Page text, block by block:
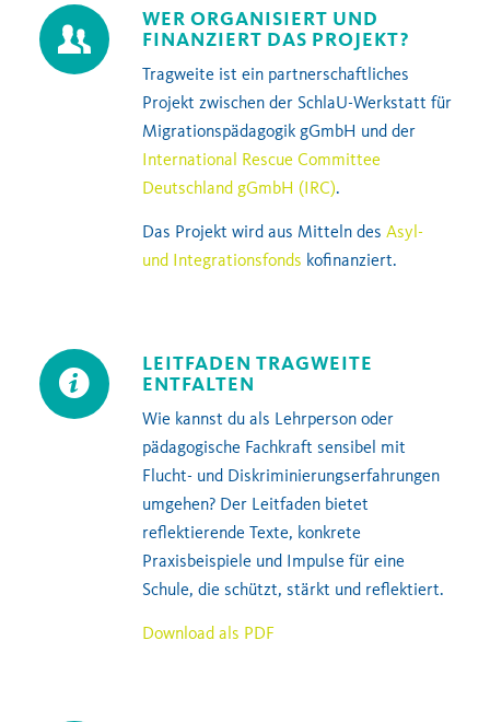
WER ORGANISIERT UND
FINANZIERT DAS PROJEKT?
Tragweite ist ein partnerschaftliches
Projekt zwischen der SchlaU-Werkstatt für
Migrationspädagogik gGmbH und der
International Rescue Committee
Deutschland gGmbH (IRC).
Das Projekt wird aus Mitteln des Asyl-
und Integrationsfonds kofinanziert.
LEITFADEN TRAGWEITE
ENTFALTEN
Wie kannst du als Lehrperson oder
pädagogische Fachkraft sensibel mit
Flucht- und Diskriminierungserfahrungen
umgehen? Der Leitfaden bietet
reflektierende Texte, konkrete
Praxisbeispiele und Impulse für eine
Schule, die schützt, stärkt und reflektiert.
Download als PDF